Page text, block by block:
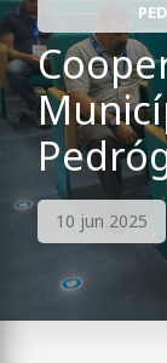
10 jun 2025